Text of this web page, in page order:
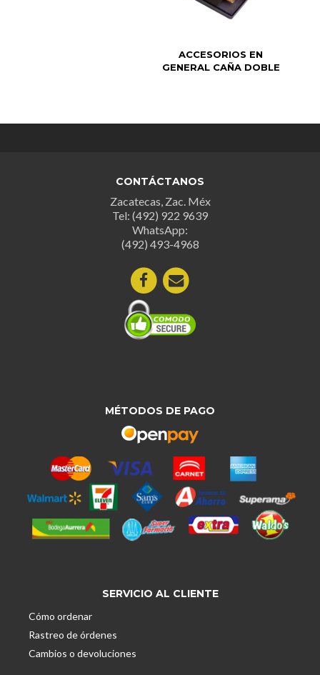
ACCESORIOS EN
GENERAL CAÑA DOBLE
CONTÁCTANOS
Zacatecas, Zac. Méx
Tel: (492) 922 9639
WhatsApp:
(492) 493-4968
MÉTODOS DE PAGO
SERVICIO AL CLIENTE
Cómo ordenar
Rastreo de órdenes
Cambios o devoluciones